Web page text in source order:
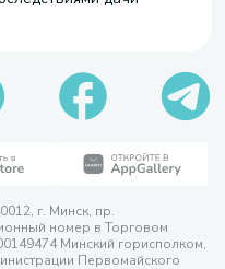
г. Минск, пр.
номер в Торговом
Минский горисполком,
Первомайского